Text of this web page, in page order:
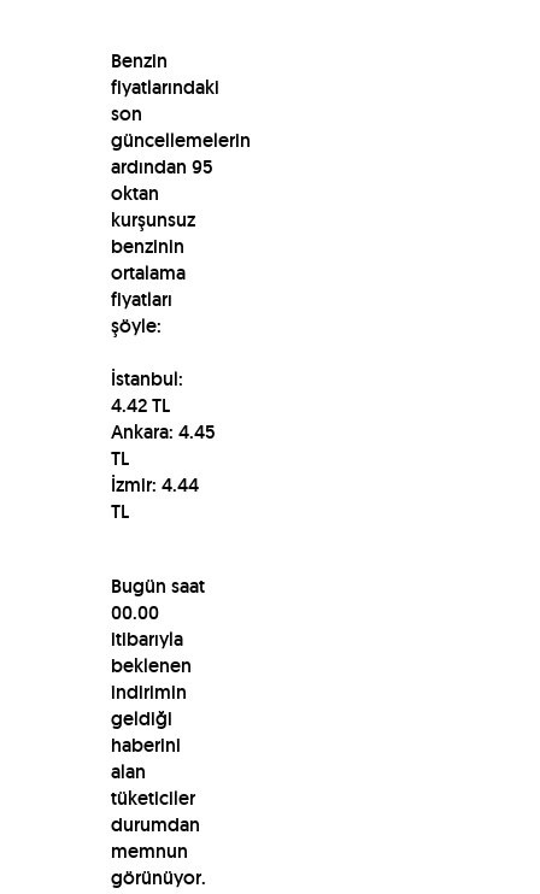
Benzin
fiyatlarındaki
son
güncellemelerin
ardından 95
oktan
kurşunsuz
benzinin
ortalama
fiyatları
şöyle:
İstanbul:
4.42 TL
Ankara: 4.45
TL
İzmir: 4.44
TL
Bugün saat
00.00
itibarıyla
beklenen
indirimin
geldiği
haberini
alan
tüketiciler
durumdan
memnun
görünüyor.